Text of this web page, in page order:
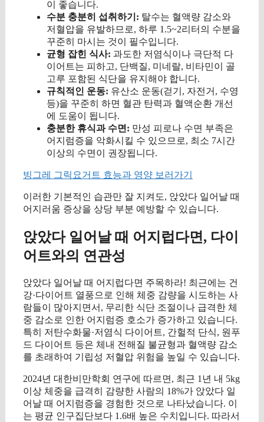
이 좋습니다.
수분 충분히 섭취하기: 탈수는 혈액량 감소와
저혈압을 유발하므로, 하루 1.5~2리터의 수분을
꾸준히 마시는 것이 필수입니다.
균형 잡힌 식사: 과도한 저염식이나 극단적 다
이어트는 피하고, 단백질, 미네랄, 비타민이 골
고루 포함된 식단을 유지해야 합니다.
규칙적인 운동: 유산소 운동(걷기, 자전거, 수영
등)을 꾸준히 하면 혈관 탄력과 혈액순환 개선
에 도움이 됩니다.
충분한 휴식과 수면: 만성 피로나 수면 부족은
어지럼증을 악화시킬 수 있으므로, 최소 7시간
이상의 수면이 권장됩니다.
빙그레 그릭요거트 효능과 영양 보러가기
이러한 기본적인 습관만 잘 지켜도, 앉았다 일어날 때
어지러움 증상을 상당 부분 예방할 수 있습니다.
앉았다 일어날 때 어지럽다면, 다이
어트와의 연관성
앉았다 일어날 때 어지럽다면 주목하라! 최근에는 건
강·다이어트 열풍으로 인해 체중 감량을 시도하는 사
람들이 많아지면서, 무리한 식단 조절이나 급격한 체
중 감소로 인한 어지럼증 호소가 증가하고 있습니다.
특히 저탄수화물·저염식 다이어트, 간헐적 단식, 원푸
드 다이어트 등은 체내 전해질 불균형과 혈액량 감소
를 초래하여 기립성 저혈압 위험을 높일 수 있습니다.
2024년 대한비만학회 연구에 따르면, 최근 1년 내 5kg
이상 체중을 급격히 감량한 사람의 18%가 앉았다 일
어날 때 어지럼증을 경험한 것으로 나타났습니다. 이
는 평균 인구집단보다 1.6배 높은 수치입니다. 따라서